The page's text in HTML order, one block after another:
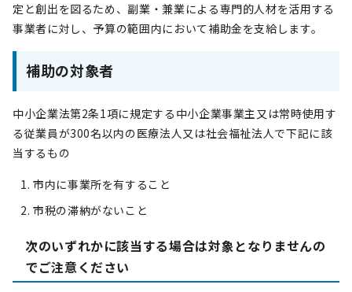
定と創出を図るため、副業・兼業による専門的人材を活用する
事業者に対し、予算の範囲内において補助金を支給します。
補助の対象者
中小企業法第2条1項に規定する中小企業事業主又は常時使用す
る従業員が300名以内の医療法人又は社会福祉法人で下記に該
当するもの
市内に事業所を有すること
市税の滞納がないこと
次のいずれかに該当する場合は対象となりませんの
でご注意ください